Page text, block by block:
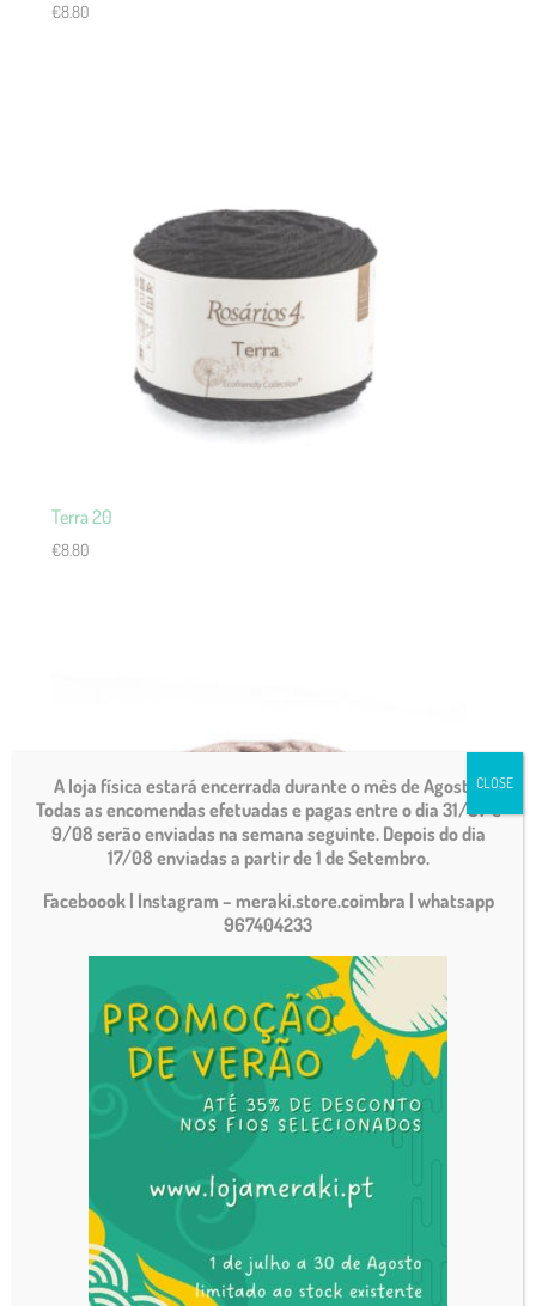
€8.80
Terra 20
€8.80
Carrinho de Compras
Nenhum produto no carrinho.
Categorias de produto
A loja física estará encerrada durante o mês de Agosto.
Todas as encomendas efetuadas e pagas entre o dia 31/07 e
9/08 serão enviadas na semana seguinte. Depois do dia
17/08 enviadas a partir de 1 de Setembro.
Faceboook | Instagram – meraki.store.coimbra | whatsapp
967404233
CLOSE